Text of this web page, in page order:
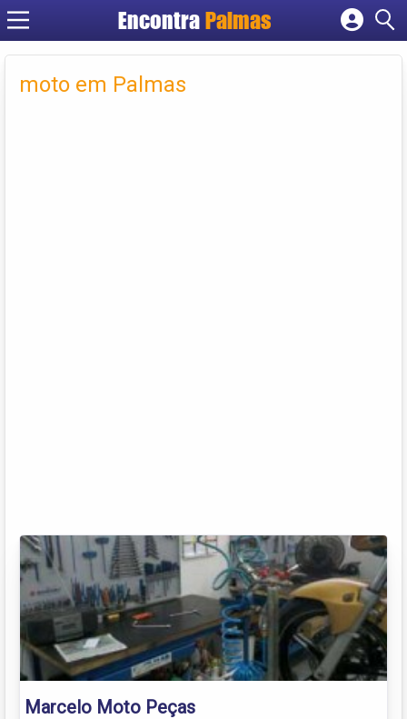
Encontra Palmas
Cadastrar empresa
moto em Palmas
Marcelo Moto Peças